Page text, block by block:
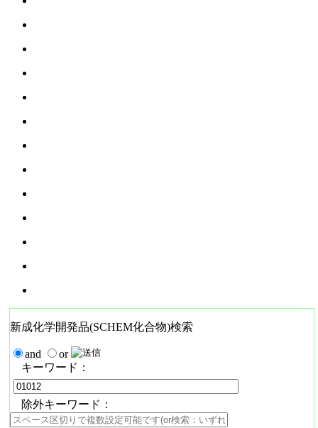
新成化学開発品(SCHEM化合物)検索
and
or
キーワード：
除外キーワード：